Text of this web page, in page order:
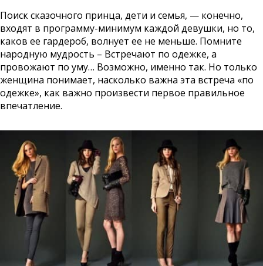
Поиск сказочного принца, дети и семья, — конечно,
входят в программу-минимум каждой девушки, но то,
каков ее гардероб, волнует ее не меньше. Помните
народную мудрость – Встречают по одежке, а
провожают по уму… Возможно, именно так. Но только
женщина понимает, насколько важна эта встреча «по
одежке», как важно произвести первое правильное
впечатление.